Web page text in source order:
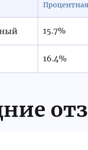
15.7%
16.4%